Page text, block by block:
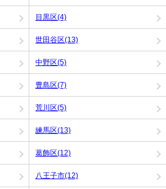
目黒区(4)
世田谷区(13)
中野区(5)
豊島区(7)
荒川区(5)
練馬区(13)
葛飾区(12)
八王子市(12)